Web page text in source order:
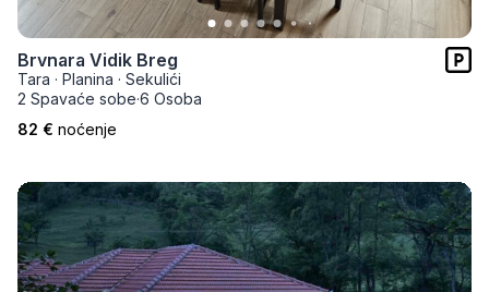
Brvnara Vidik Breg
Tara · Planina · Sekulići
2 Spavaće sobe·6 Osoba
82 € noćenje